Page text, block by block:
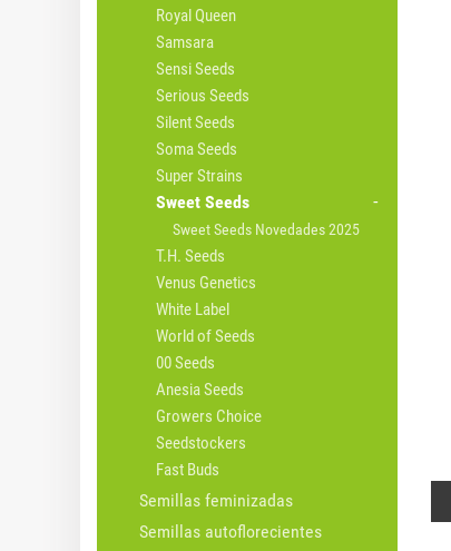
Royal Queen
Samsara
Sensi Seeds
Serious Seeds
Silent Seeds
Soma Seeds
Super Strains
Sweet Seeds
Sweet Seeds Novedades 2025
T.H. Seeds
Venus Genetics
White Label
World of Seeds
00 Seeds
Anesia Seeds
Growers Choice
Seedstockers
Fast Buds
Semillas feminizadas
Semillas autoflorecientes